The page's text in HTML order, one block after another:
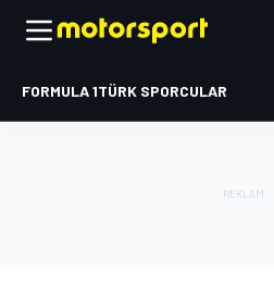
FORMULA 1TÜRK SPORCULAR